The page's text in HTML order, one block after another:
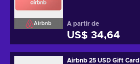
Airbnb A partir de
US$ 34,64
Airbnb 25 USD Gift Card